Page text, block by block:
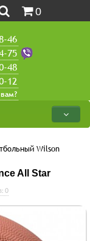
0
46
75
48
12
Wilson
All Star
0